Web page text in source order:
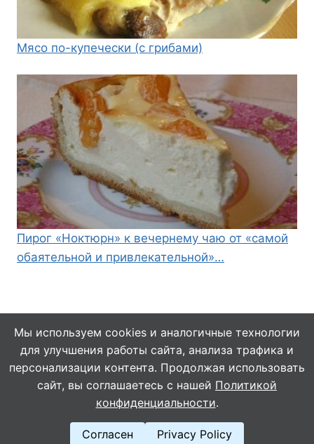
Мясо по-купечески (с грибами)
Пирог «Ноктюрн» к вечернему чаю от «самой
обаятельной и привлекательной»…
© 2026 Кулинарушка - Вкусные Рецепты
Мы используем cookies и аналогичные технологии
для улучшения работы сайта, анализа трафика и
персонализации контента. Продолжая использовать
сайт, вы соглашаетесь с нашей Политикой
конфиденциальности.
Согласен Privacy Policy